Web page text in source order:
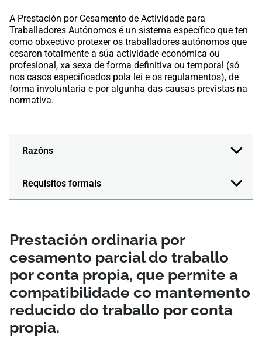
A Prestación por Cesamento de Actividade para
Traballadores Autónomos é un sistema específico que ten
como obxectivo protexer os traballadores autónomos que
cesaron totalmente a súa actividade económica ou
profesional, xa sexa de forma definitiva ou temporal (só
nos casos especificados pola lei e os regulamentos), de
forma involuntaria e por algunha das causas previstas na
normativa.
Razóns
Requisitos formais
Prestación ordinaria por
cesamento parcial do traballo
por conta propia, que permite a
compatibilidade co mantemento
reducido do traballo por conta
propia.